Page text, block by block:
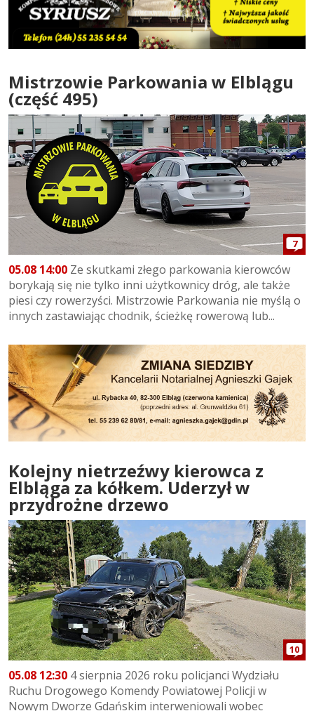
Mistrzowie Parkowania w Elblągu
(część 495)
7
05.08 14:00 Ze skutkami złego parkowania kierowców
borykają się nie tylko inni użytkownicy dróg, ale także
piesi czy rowerzyści. Mistrzowie Parkowania nie myślą o
innych zastawiając chodnik, ścieżkę rowerową lub...
Kolejny nietrzeźwy kierowca z
Elbląga za kółkem. Uderzył w
przydrożne drzewo
10
05.08 12:30 4 sierpnia 2026 roku policjanci Wydziału
Ruchu Drogowego Komendy Powiatowej Policji w
Nowym Dworze Gdańskim interweniowali wobec